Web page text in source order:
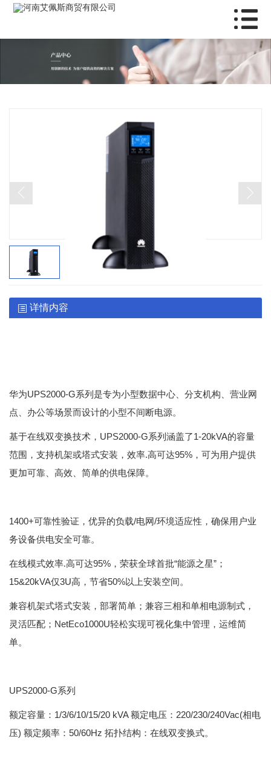
详情内容
华为UPS2000-G系列是专为小型数据中心、分支机构、营业网
点、办公等场景而设计的小型不间断电源。
基于在线双变换技术， UPS2000-G系列涵盖了1-20kVA的容量
范围，支持机架或塔式安装，效率.高可达95%，可为用户提供
更加可靠、高效、简单的供电保障。
1400+可靠性验证，优异的负载/电网/环境适应性，确保用户业
务设备供电安全可靠。
在线模式效率.高可达95%，荣获全球首批“能源之星”；
15&20kVA仅3U高，节省50%以上安装空间。
兼容机架式塔式安装，部署简单；兼容三相和单相电源制式，
灵活匹配； NetEco1000U轻松实现可视化集中管理，运维简
单。
UPS2000-G系列
额定容量： 1/3/6/10/15/20 kVA 额定电压：220/230/240Vac(相电
压) 额定频率：50/60Hz 拓扑结构：在线双变换式。